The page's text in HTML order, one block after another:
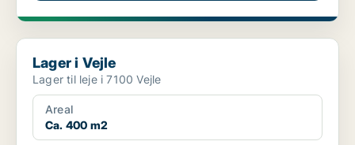
Lager i Vejle
Lager i Vejle
Lager til leje i 7100 Vejle
Areal
Ca. 400 m2